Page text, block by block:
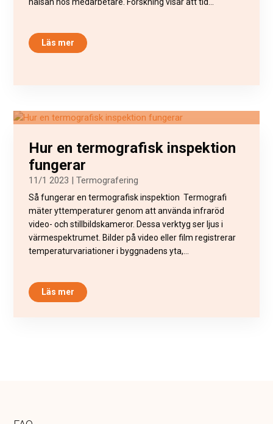
hälsan hos medarbetare. Forskning visar att tid...
Läs mer
Hur en termografisk inspektion
fungerar
11/1 2023 |Termografering
Så fungerar en termografisk inspektion Termografi
mäter yttemperaturer genom att använda infraröd
video- och stillbildskameror. Dessa verktyg ser ljus i
värmespektrumet. Bilder på video eller film registrerar
temperaturvariationer i byggnadens yta,...
Läs mer